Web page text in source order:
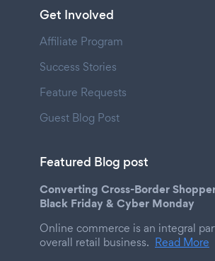
Get Involved
Affiliate Program
Success Stories
Feature Requests
Guest Blog Post
Featured Blog post
Converting Cross-Border
Black Friday & Cyber Monday
Online commerce is an integral
overall retail business. Read More